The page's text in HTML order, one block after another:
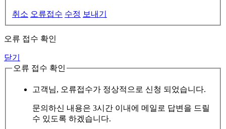
취소 오류접수 수정 보내기
오류 접수 확인
닫기
오류 접수 확인
고객님, 오류접수가 정상적으로 신청 되었습니다.
문의하신 내용은 3시간 이내에 메일로 답변을 드릴
수 있도록 하겠습니다.